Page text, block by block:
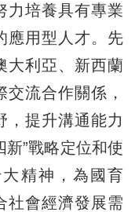
力培養具有專業
應用型人才。先
大利亞、新西蘭
流合作關係，
，提升溝通能力
”戰略定位和使
精神，為國育
社會經濟發展需